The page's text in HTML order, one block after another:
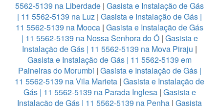
5562-5139 na Liberdade | Gasista e Instalação de Gás
| 11 5562-5139 na Luz | Gasista e Instalação de Gás |
11 5562-5139 na Mooca | Gasista e Instalação de Gás
| 11 5562-5139 na Nossa Senhora do Ó| Gasista e
Instalação de Gás | 11 5562-5139 na Mova Piraju |
Gasista e Instalação de Gás | 11 5562-5139 em
Paineiras do Morumbi | Gasista e Instalação de Gás |
11 5562-5139 na Vila Marieta | Gasista e Instalação de
Gás | 11 5562-5139 na Parada Inglesa | Gasista e
Instalação de Gás | 11 5562-5139 na Penha | Gasista